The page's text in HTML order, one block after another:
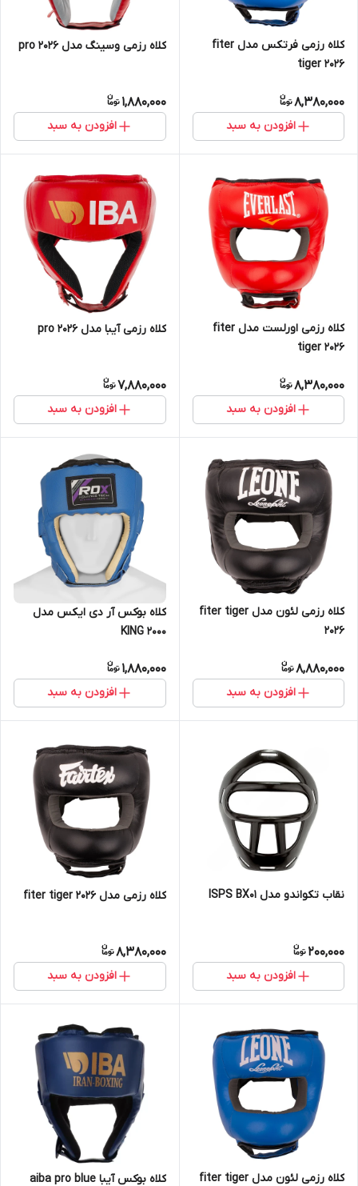
کلاه رزمی فرتکس مدل fiter
tiger 2026
8,380,000
افزودن به سبد
کلاه رزمی وسینگ مدل pro 2026
1,880,000
افزودن به سبد
کلاه رزمی اورلست مدل fiter
tiger 2026
8,380,000
افزودن به سبد
کلاه رزمی آیبا مدل pro 2026
7,880,000
افزودن به سبد
کلاه رزمی لئون مدل fiter tiger
2026
8,880,000
افزودن به سبد
کلاه بوکس آر دی ایکس مدل
KING 2000
1,880,000
افزودن به سبد
نقاب تکواندو مدل ISPS BX01
200,000
افزودن به سبد
کلاه رزمی مدل fiter tiger 2026
8,380,000
افزودن به سبد
کلاه رزمی لئون مدل fiter tiger کلاه بوکس آیبا aiba pro blue